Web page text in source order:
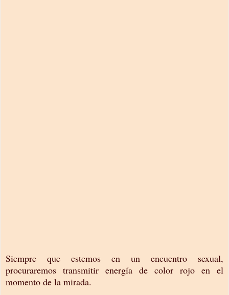
Siempre que estemos en un encuentro sexual,
procuraremos transmitir energía de color rojo en el
momento de la mirada.